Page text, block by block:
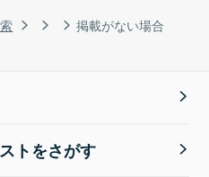
掲載がない場合
トをさがす